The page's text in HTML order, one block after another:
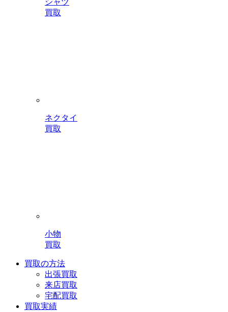
シャツ
買取
ネクタイ
買取
小物
買取
買取の方法
出張買取
来店買取
宅配買取
買取実績